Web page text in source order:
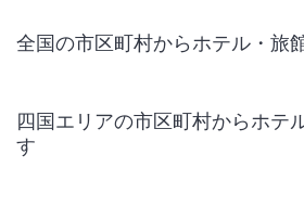
全国の市区町村からホテル・旅
四国エリアの市区町村からホテ
す